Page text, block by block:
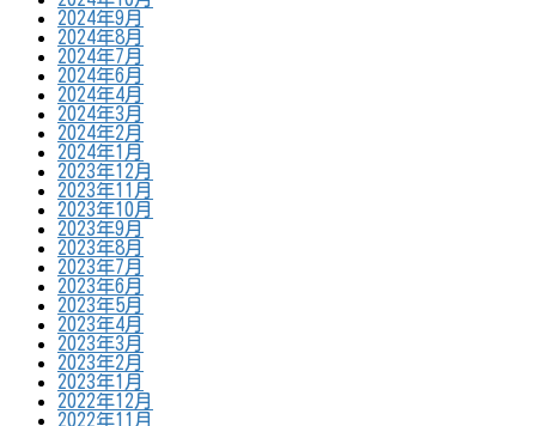
2024年9月
2024年8月
2024年7月
2024年6月
2024年4月
2024年3月
2024年2月
2024年1月
2023年12月
2023年11月
2023年10月
2023年9月
2023年8月
2023年7月
2023年6月
2023年5月
2023年4月
2023年3月
2023年2月
2023年1月
2022年12月
2022年11月